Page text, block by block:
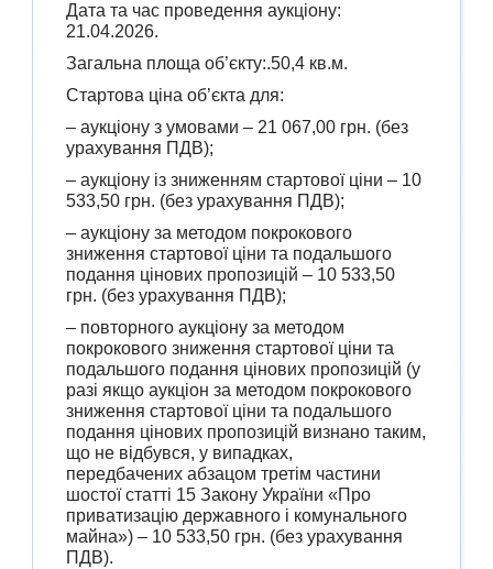
Дата та час проведення аукціону:
21.04.2026.
Загальна площа об’єкту:.50,4 кв.м.
Стартова ціна об’єкта для:
– аукціону з умовами – 21 067,00 грн. (без
урахування ПДВ);
– аукціону із зниженням стартової ціни – 10
533,50 грн. (без урахування ПДВ);
– аукціону за методом покрокового
зниження стартової ціни та подальшого
подання цінових пропозицій – 10 533,50
грн. (без урахування ПДВ);
– повторного аукціону за методом
покрокового зниження стартової ціни та
подальшого подання цінових пропозицій (у
разі якщо аукціон за методом покрокового
зниження стартової ціни та подальшого
подання цінових пропозицій визнано таким,
що не відбувся, у випадках,
передбачених абзацом третім частини
шостої статті 15 Закону України «Про
приватизацію державного і комунального
майна») – 10 533,50 грн. (без урахування
ПДВ).